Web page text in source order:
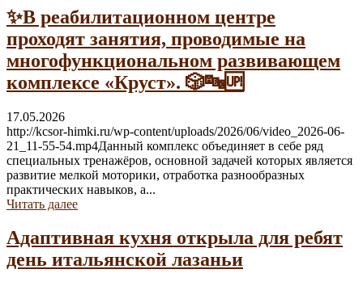
✨В реабилитационном центре
проходят занятия, проводимые на
многофункциональном развивающем
комплексе «Круст». 🎲🔤🆙
17.05.2026
http://kcsor-himki.ru/wp-content/uploads/2026/06/video_2026-06-
21_11-55-54.mp4Данный комплекс объединяет в себе ряд
специальных тренажёров, основной задачей которых является
развитие мелкой моторики, отработка разнообразных
практических навыков, а...
Читать далее
Адаптивная кухня открыла для ребят
день итальянской лазаньи